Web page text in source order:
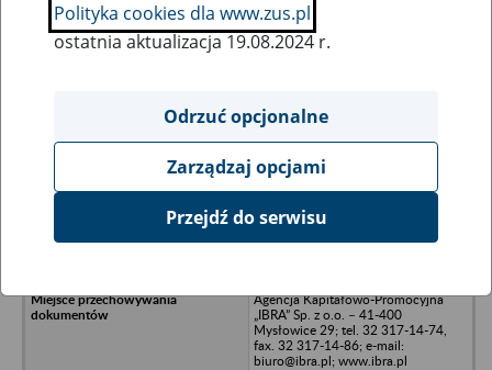
Ukryj wszystkie pozycje bazy
P.W. ARMET oraz ARMET-2 S.C.
Agencja Kapitałowo-Promocyjna
„IBRA” Sp. z o.o. – 41-400
Mysłowice 29; tel. 32 317-14-74,
fax. 32 317-14-86; e-mail:
biuro@ibra.pl; www.ibra.pl
Polityka cookies dla www.zus.pl
ostatnia aktualizacja 19.08.2024 r.
Odrzuć opcjonalne
Zarządzaj opcjami
Przejdź do serwisu